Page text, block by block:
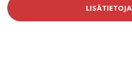
LISÄTIETOJA